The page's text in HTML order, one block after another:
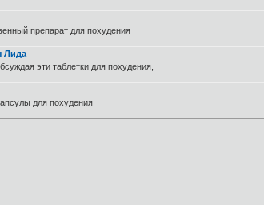
препарат для похудения
Лида
эти таблетки для похудения,
для похудения